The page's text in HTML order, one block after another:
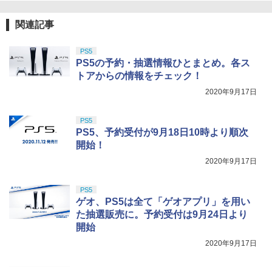
関連記事
PS5
PS5の予約・抽選情報ひとまとめ。各ス
トアからの情報をチェック！
2020年9月17日
PS5
PS5、予約受付が9月18日10時より順次
開始！
2020年9月17日
PS5
ゲオ、PS5は全て「ゲオアプリ」を用い
た抽選販売に。予約受付は9月24日より
開始
2020年9月17日